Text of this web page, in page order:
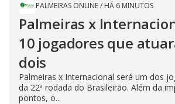
PALMEIRAS ONLINE/ HÁ 6 MINUTOS
Palmeiras x
10 jogadores que
dois
Palmeiras x Internacional será um dos
da 22ª rodada do Brasileirão. Além da
pontos, o...